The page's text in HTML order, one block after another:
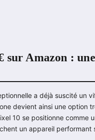
sur Amazon :
a déjà suscité un
devient ainsi une option
10 se positionne comme
un appareil performant